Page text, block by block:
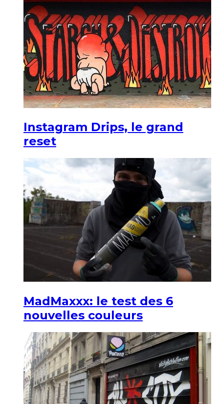
Instagram Drips, le grand
reset
MadMaxxx: le test des 6
nouvelles couleurs